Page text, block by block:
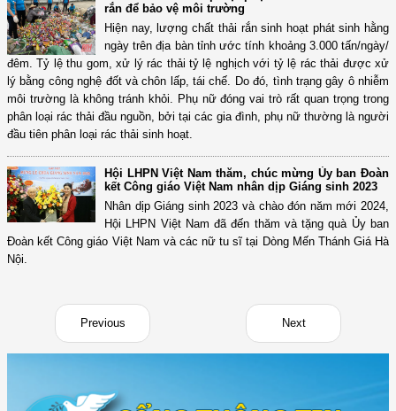
rắn để bảo vệ môi trường
Hiện nay, lượng chất thải rắn sinh hoạt phát sinh hằng
ngày trên địa bàn tỉnh ước tính khoảng 3.000 tấn/ngày/
đêm. Tỷ lệ thu gom, xử lý rác thải tỷ lệ nghịch với tỷ lệ rác thải được xử
lý bằng công nghệ đốt và chôn lấp, tái chế. Do đó, tình trạng gây ô nhiễm
môi trường là không tránh khỏi. Phụ nữ đóng vai trò rất quan trọng trong
phân loại rác thải đầu nguồn, bởi tại các gia đình, phụ nữ thường là người
đầu tiên phân loại rác thải sinh hoạt.
Hội LHPN Việt Nam thăm, chúc mừng Ủy ban Đoàn
kết Công giáo Việt Nam nhân dịp Giáng sinh 2023
Nhân dịp Giáng sinh 2023 và chào đón năm mới 2024,
Hội LHPN Việt Nam đã đến thăm và tặng quà Ủy ban
Đoàn kết Công giáo Việt Nam và các nữ tu sĩ tại Dòng Mến Thánh Giá Hà
Nội.
Previous Next